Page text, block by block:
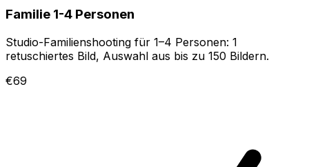
Familie 1-4 Personen
Studio-Familienshooting für 1–4 Personen: 1
retuschiertes Bild, Auswahl aus bis zu 150 Bildern.
€69